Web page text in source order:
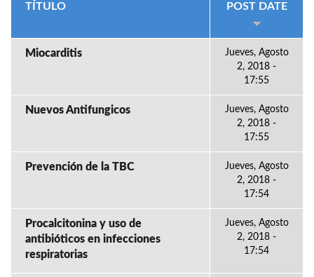
TÍTULO POST DATE
Miocarditis
Jueves, Agosto
2, 2018 -
17:55
Nuevos Antifungicos
Jueves, Agosto
2, 2018 -
17:55
Prevención de la TBC
Jueves, Agosto
2, 2018 -
17:54
Procalcitonina y uso de
antibióticos en infecciones
respiratorias
Jueves, Agosto
2, 2018 -
17:54